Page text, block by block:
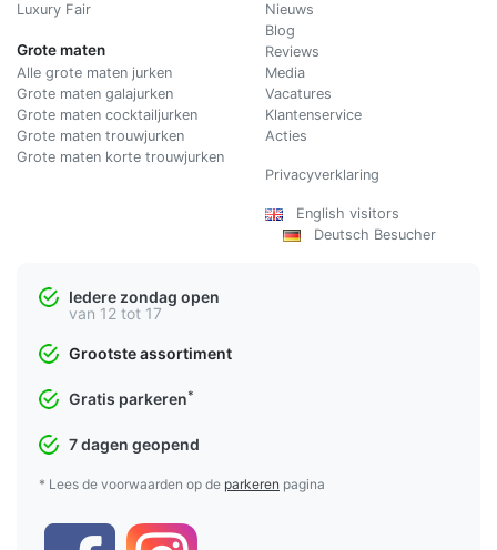
Luxury Fair
Grote maten
Alle grote maten jurken
Grote maten galajurken
Grote maten cocktailjurken
Grote maten trouwjurken
Grote maten korte trouwjurken
Nieuws
Blog
Reviews
Media
Vacatures
Klantenservice
Acties
Privacyverklaring
English visitors
Deutsch Besucher
Iedere zondag open
van 12 tot 17
Grootste assortiment
Gratis parkeren*
7 dagen geopend
* Lees de voorwaarden op de parkeren pagina